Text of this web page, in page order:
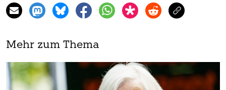
Mehr zum Thema